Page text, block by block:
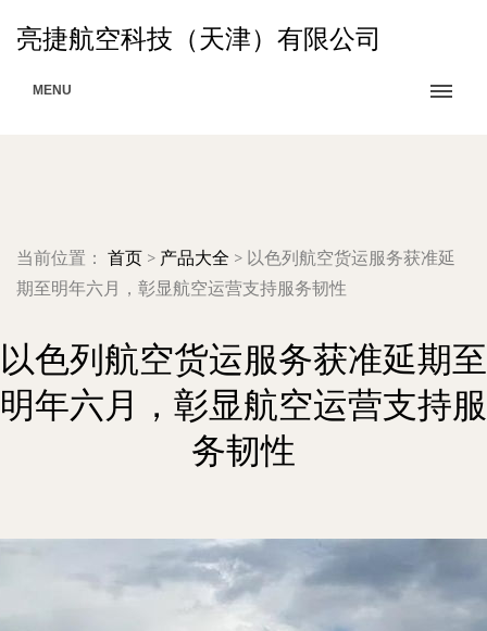
亮捷航空科技（天津）有限公司
MENU
当前位置： 首页 > 产品大全 > 以色列航空货运服务获准延
期至明年六月，彰显航空运营支持服务韧性
以色列航空货运服务获准延期至
明年六月，彰显航空运营支持服
务韧性